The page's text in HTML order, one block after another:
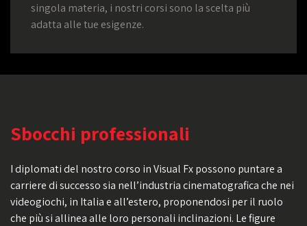
singola materia, i nostri corsi sono la scelta più
adatta alle tue esigenze.
Sbocchi professionali
I diplomati del nostro corso in Visual Fx possono puntare a
carriere di successo sia nell’industria cinematografica che nei
videogiochi, in Italia e all’estero, proponendosi per il ruolo
che più si allinea alle loro personali inclinazioni. Le figure